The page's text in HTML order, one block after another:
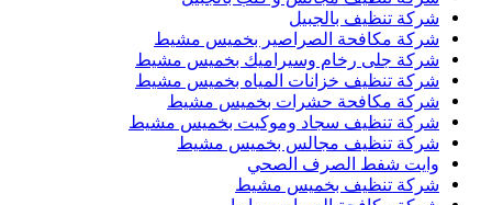
شركة تنظيف بالجبيل
شركة مكافحة الصراصير بخميس مشيط
شركة جلى رخام وسيراميك بخميس مشيط
شركة تنظيف خزانات المياه بخميس مشيط
شركة مكافحة حشرات بخميس مشيط
شركة تنظيف سجاد وموكيت بخميس مشيط
شركة تنظيف مجالس بخميس مشيط
وايت شفط الصرف الصحي
شركة تنظيف بخميس مشيط